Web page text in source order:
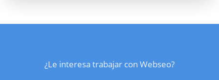
¿Le interesa trabajar con Webseo?